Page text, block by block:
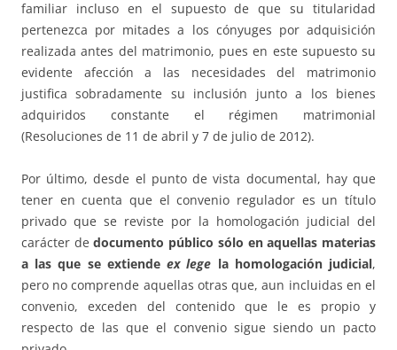
familiar incluso en el supuesto de que su titularidad
pertenezca por mitades a los cónyuges por adquisición
realizada antes del matrimonio, pues en este supuesto su
evidente afección a las necesidades del matrimonio
justifica sobradamente su inclusión junto a los bienes
adquiridos constante el régimen matrimonial
(Resoluciones de 11 de abril y 7 de julio de 2012).
Por último, desde el punto de vista documental, hay que
tener en cuenta que el convenio regulador es un título
privado que se reviste por la homologación judicial del
carácter dedocumento público sólo en aquellas materias
a las que se extiendeex lege la homologación judicial,
pero no comprende aquellas otras que, aun incluidas en el
convenio, exceden del contenido que le es propio y
respecto de las que el convenio sigue siendo un pacto